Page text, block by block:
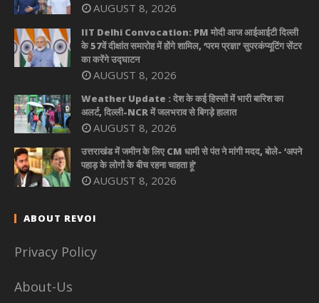
AUGUST 8, 2026
IIT Delhi Convocation: PM मोदी आज आईआईटी दिल्ली
के 57वें दीक्षांत समारोह में होंगे शामिल, ‘परम प्रज्ञा’ सुपरकंप्यूटिंग सेंटर
का करेंगे उद्घाटन
AUGUST 8, 2026
Weather Update : देश के कई हिस्सों में भारी बारिश का
अलर्ट, दिल्ली-NCR में जलभराव से बिगड़े हालात
AUGUST 8, 2026
उत्तराखंड में जमीन के लिए CM धामी से पंत ने मांगी मदद, बोले- ‘अपने
पहाड़ के लोगों के बीच रहना चाहता हूं’
AUGUST 8, 2026
ABOUT REVOI
Privacy Policy
About-Us